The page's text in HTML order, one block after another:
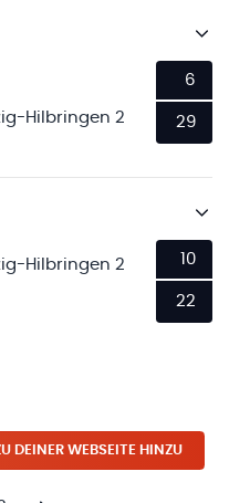
Hilbringen 2
6
29
Hilbringen 2
10
22
DEINER WEBSEITE HINZU